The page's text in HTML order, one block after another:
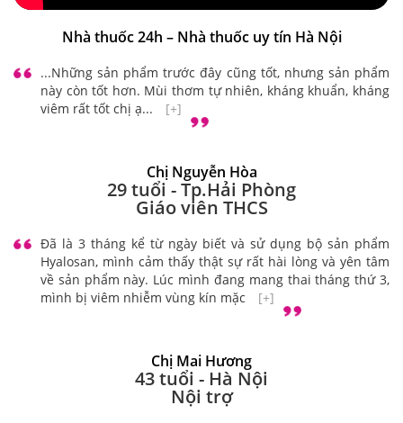
Nhà thuốc 24h – Nhà thuốc uy tín Hà Nội
...Những sản phẩm trước đây cũng tốt, nhưng sản phẩm
này còn tốt hơn. Mùi thơm tự nhiên, kháng khuẩn, kháng
viêm rất tốt chị ạ...
[+]
Chị Nguyễn Hòa
29 tuổi - Tp.Hải Phòng
Giáo viên THCS
Đã là 3 tháng kể từ ngày biết và sử dụng bộ sản phẩm
Hyalosan, mình cảm thấy thật sự rất hài lòng và yên tâm
về sản phẩm này. Lúc mình đang mang thai tháng thứ 3,
mình bị viêm nhiễm vùng kín mặc
[+]
Chị Mai Hương
43 tuổi - Hà Nội
Nội trợ